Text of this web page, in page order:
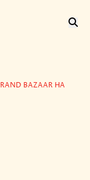
BAZAAR HA